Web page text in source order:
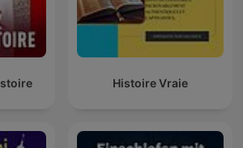
Histoire Vraie